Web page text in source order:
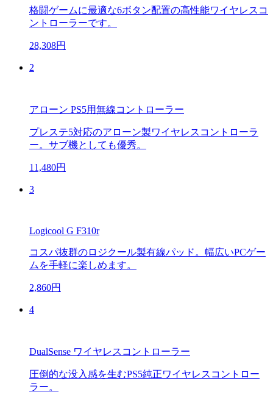
格闘ゲームに最適な6ボタン配置の高性能ワイヤレスコ
ントローラーです。
28,308円
2
アローン PS5用無線コントローラー
プレステ5対応のアローン製ワイヤレスコントローラ
ー。サブ機としても優秀。
11,480円
3
Logicool G F310r
コスパ抜群のロジクール製有線パッド。幅広いPCゲー
ムを手軽に楽しめます。
2,860円
4
DualSense ワイヤレスコントローラー
圧倒的な没入感を生むPS5純正ワイヤレスコントロー
ラー。